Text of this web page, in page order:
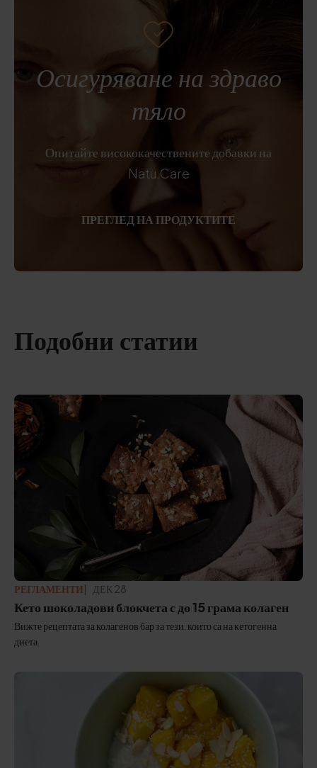
Осигуряване на здраво
тяло
Опитайте висококачествените добавки на
Natu.Care
ПРЕГЛЕД НА ПРОДУКТИТЕ
Подобни статии
РЕГЛАМЕНТИ АКТУАЛИЗИРАНО:
ДЕК 28
Кето шоколадови блокчета с до 15 грама колаген
Вижте рецептата за колагенов бар за тези, които са на кетогенна
диета.